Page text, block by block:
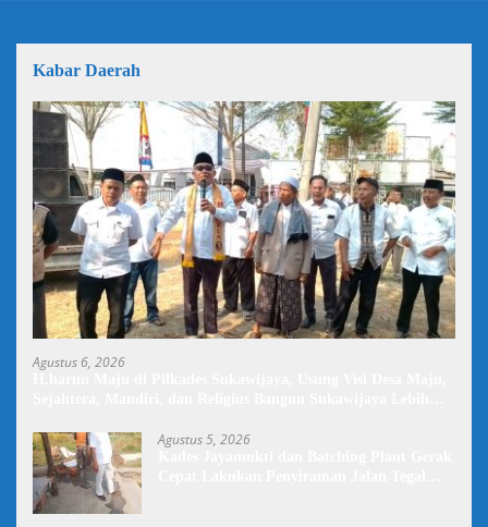
Kabar Daerah
Agustus 6, 2026
Agustus 5, 2026